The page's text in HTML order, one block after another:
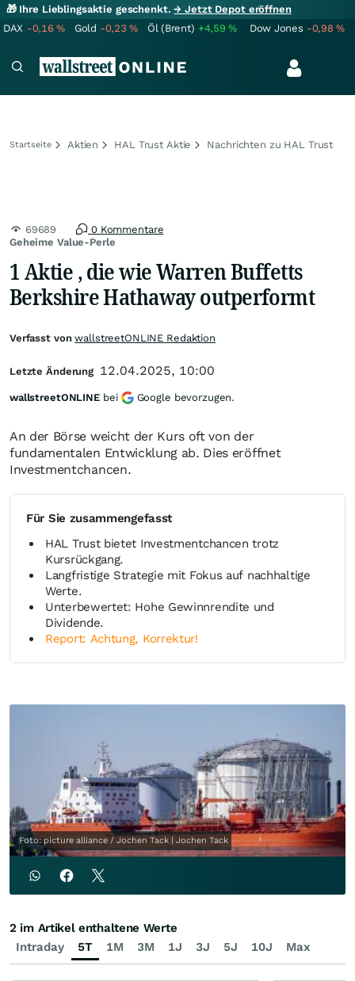
🎁 Ihre Lieblingsaktie geschenkt.→ Jetzt Depot eröffnen
DAX -0,16% Gold -0,23% Öl (Brent) +4,59% Dow Jones -0,98%
Startseite Aktien HAL Trust Aktie Nachrichten zu HAL Trust
Geheime Value-Perle
69689 0 Kommentare
1 Aktie , die wie Warren Buffetts
Berkshire Hathaway outperformt
An der Börse weicht der Kurs oft von der
fundamentalen Entwicklung ab. Dies eröffnet
Investmentchancen.
Für Sie zusammengefasst
HAL Trust bietet Investmentchancen trotz
Kursrückgang.
Langfristige Strategie mit Fokus auf nachhaltige
Werte.
Unterbewertet: Hohe Gewinnrendite und
Dividende.
Report: Achtung, Korrektur!
Foto: picture alliance / Jochen Tack | Jochen Tack
Verfasst vonwallstreetONLINE Redaktion
Letzte Änderung 12.04.2025, 10:00
wallstreetONLINE bei Google bevorzugen.
Intraday 5T 1M 3M 1J 3J 5J 10J Max
2 im Artikel enthaltene Werte